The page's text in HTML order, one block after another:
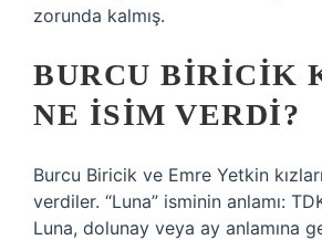
zorunda kalmış.
BURCU BIRICIK
NE ISIM VERDI?
Burcu Biricik ve Emre Yetkin
verdiler. “Luna” isminin anlamı:
Luna, dolunay veya ay anlamına